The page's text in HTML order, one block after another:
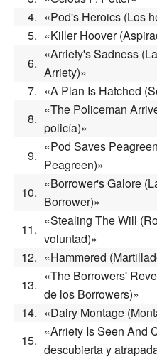
4. «Pod's Heroics (Los
5. «Killer Hoover
6.
«Arriety's Sadness
Arriety)»
7. «A Plan Is Hatched
8.
«The Policeman
policía)»
9.
«Pod Saves
Peagreen)»
10.
«Borrower's Galore
Borrower)»
11.
«Stealing The Will
voluntad)»
12. «Hammered
13.
«The Borrowers'
de los Borrowers)»
14. «Dairy Montage
15.
«Arriety Is Seen And
descubierta y